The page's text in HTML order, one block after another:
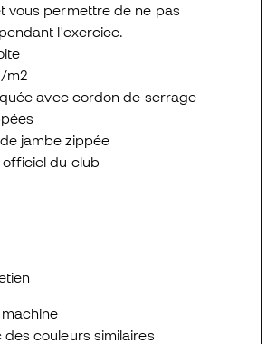
vous permettre de ne pas
l'exercice.
m2
avec cordon de serrage
jambe zippée
du club
des couleurs similaires